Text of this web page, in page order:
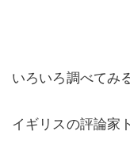
いろいろ調べてみ
イギリスの評論家